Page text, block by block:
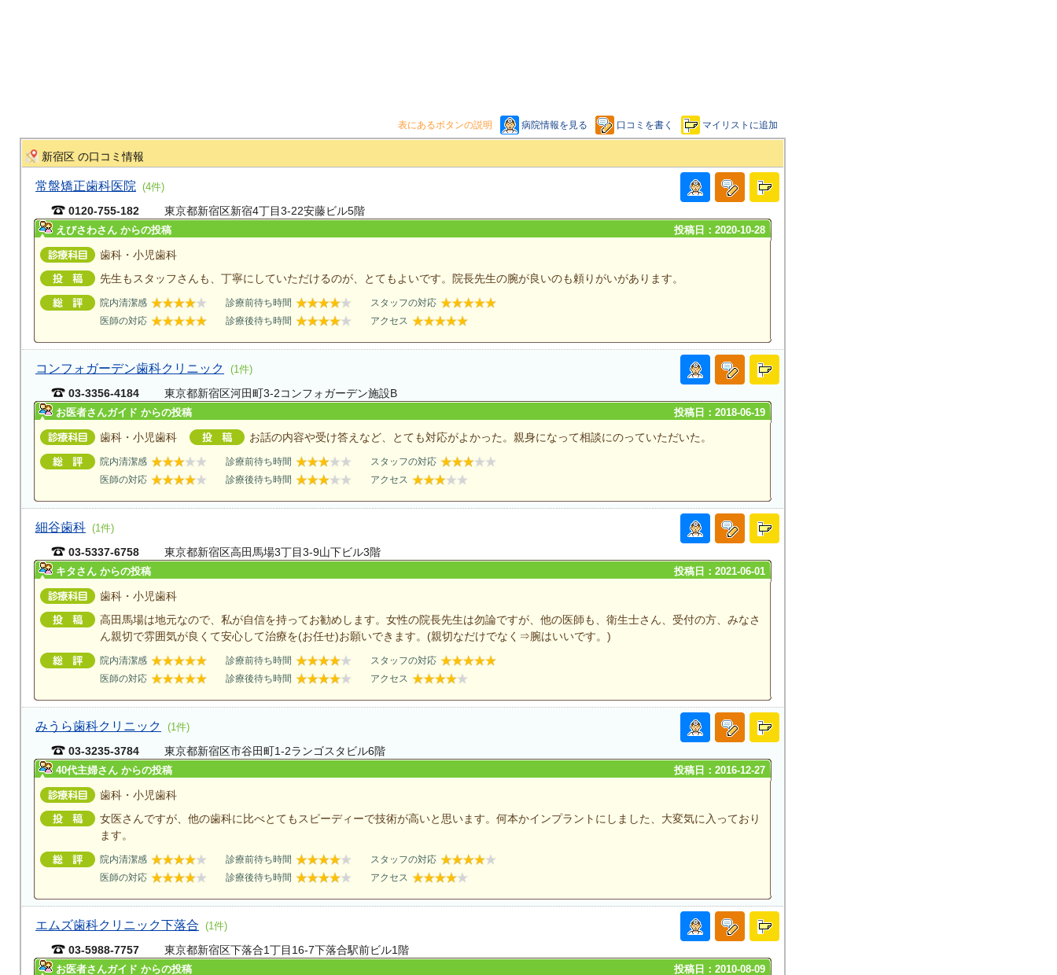
表にあるボタンの説明 病院情報を見る 口コミを書く マイリストに追加
新宿区 の口コミ情報
常盤矯正歯科医院 (4件)
0120-755-182 東京都新宿区新宿4丁目3-22安藤ビル5階
えびさわさん からの投稿 投稿日：2020-10-28
歯科・小児歯科
先生もスタッフさんも、丁寧にしていただけるのが、とてもよいです。院長先生の腕が良いのも頼りがいがあります。
院内清潔感 診療前待ち時間
スタッフの対応
医師の対応
診療後待ち時間 アクセス
コンフォガーデン歯科クリニック (1件)
03-3356-4184 東京都新宿区河田町3-2コンフォガーデン施設B
お医者さんガイド からの投稿 投稿日：2018-06-19
歯科・小児歯科 お話の内容や受け答えなど、とても対応がよかった。親身になって相談にのっていただいた。
院内清潔感 診療前待ち時間
スタッフの対応
医師の対応
診療後待ち時間 アクセス
細谷歯科 (1件)
03-5337-6758 東京都新宿区高田馬場3丁目3-9山下ビル3階
キタさん からの投稿 投稿日：2021-06-01
歯科・小児歯科
高田馬場は地元なので、私が自信を持ってお勧めします。女性の院長先生は勿論ですが、他の医師も、衛生士さん、受付の方、みなさ
ん親切で雰囲気が良くて安心して治療を(お任せ)お願いできます。(親切なだけでなく⇒腕はいいです。)
院内清潔感 診療前待ち時間
スタッフの対応
医師の対応
診療後待ち時間 アクセス
みうら歯科クリニック (1件)
03-3235-3784 東京都新宿区市谷田町1-2ランゴスタビル6階
40代主婦さん からの投稿 投稿日：2016-12-27
歯科・小児歯科
女医さんですが、他の歯科に比べとてもスピーディーで技術が高いと思います。何本かインプラントにしました、大変気に入っており
ます。
院内清潔感 診療前待ち時間
スタッフの対応
医師の対応
診療後待ち時間 アクセス
エムズ歯科クリニック下落合 (1件)
03-5988-7757 東京都新宿区下落合1丁目16-7下落合駅前ビル1階
お医者さんガイド からの投稿 投稿日：2010-08-09